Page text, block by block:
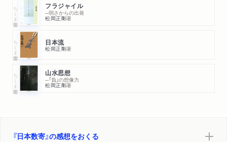
ちくま学芸文庫 フラジャイル
─弱さからの出発
松岡正剛著
ちくま学芸文庫 日本流
松岡正剛著
ちくま学芸文庫 山水思想
─「負」の想像力
松岡正剛著
『日本数寄』の感想をおくる